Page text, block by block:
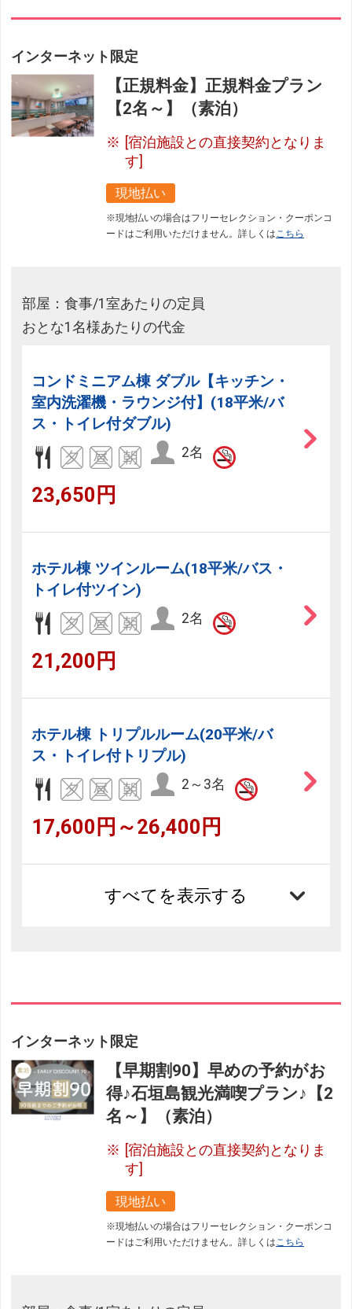
インターネット限定
【正規料金】正規料金プラン
【2名～】（素泊）
[宿泊施設との直接契約となりま
す]
現地払い
※現地払いの場合はフリーセレクション・クーポンコ
ードはご利用いただけません。詳しくはこちら
部屋：食事/1室あたりの定員
おとな1名様あたりの代金
コンドミニアム棟 ダブル【キッチン・
室内洗濯機・ラウンジ付】(18平米/バ
ス・トイレ付ダブル)
2名
23,650円
ホテル棟 ツインルーム(18平米/バス・
トイレ付ツイン)
2名
21,200円
ホテル棟 トリプルルーム(20平米/バ
ス・トイレ付トリプル)
2～3名
17,600円～26,400円
すべてを表示する
インターネット限定
【早期割90】早めの予約がお
得♪石垣島観光満喫プラン♪【2
名～】（素泊）
[宿泊施設との直接契約となりま
す]
現地払い
※現地払いの場合はフリーセレクション・クーポンコ
ードはご利用いただけません。詳しくはこちら
フリーセレクション・クーポンコードをご利用いただけな
旅館・ホテルなど宿泊施設での現地支払いにはご利用いただけま
せん。
閉じる